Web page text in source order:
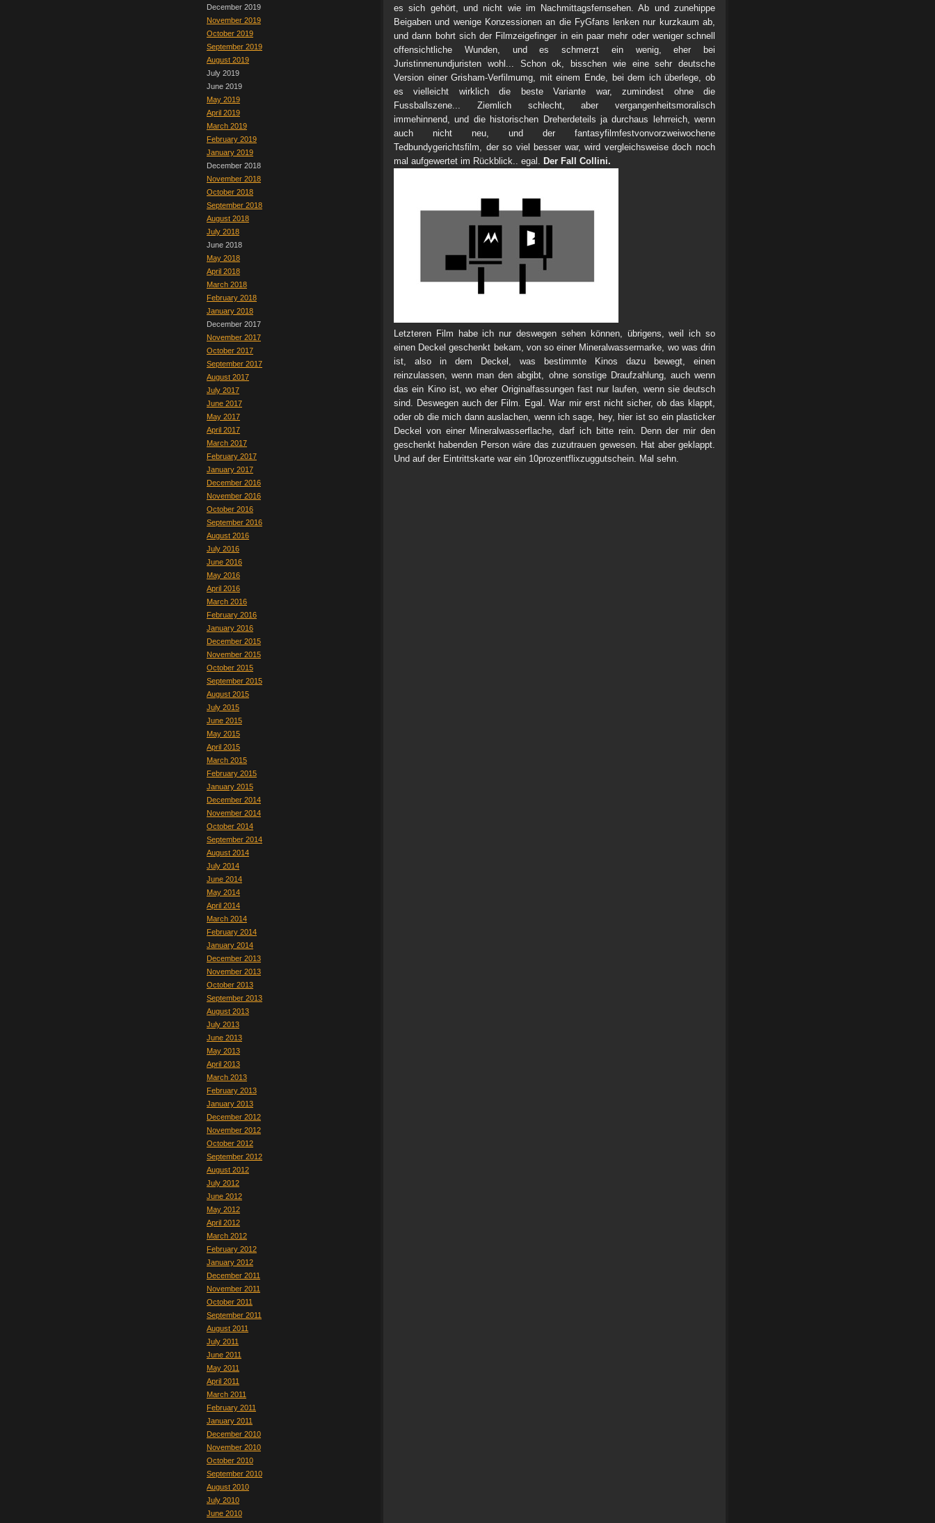
December 2019
November 2019
October 2019
September 2019
August 2019
July 2019
June 2019
May 2019
April 2019
March 2019
February 2019
January 2019
December 2018
November 2018
October 2018
September 2018
August 2018
July 2018
June 2018
May 2018
April 2018
March 2018
February 2018
January 2018
December 2017
November 2017
October 2017
September 2017
August 2017
July 2017
June 2017
May 2017
April 2017
March 2017
February 2017
January 2017
December 2016
November 2016
October 2016
September 2016
August 2016
July 2016
June 2016
May 2016
April 2016
March 2016
February 2016
January 2016
December 2015
November 2015
October 2015
September 2015
August 2015
July 2015
June 2015
May 2015
April 2015
March 2015
February 2015
January 2015
December 2014
November 2014
October 2014
September 2014
August 2014
July 2014
June 2014
May 2014
April 2014
March 2014
February 2014
January 2014
December 2013
November 2013
October 2013
September 2013
August 2013
July 2013
June 2013
May 2013
April 2013
March 2013
February 2013
January 2013
December 2012
November 2012
October 2012
September 2012
August 2012
July 2012
June 2012
May 2012
April 2012
March 2012
February 2012
January 2012
December 2011
November 2011
October 2011
September 2011
August 2011
July 2011
June 2011
May 2011
April 2011
March 2011
February 2011
January 2011
December 2010
November 2010
October 2010
September 2010
August 2010
July 2010
June 2010
es sich gehört, und nicht wie im Nachmittagsfernsehen. Ab und zunehippe
Beigaben und wenige Konzessionen an die FyGfans lenken nur kurzkaum ab,
und dann bohrt sich der Filmzeigefinger in ein paar mehr oder weniger schnell
offensichtliche Wunden, und es schmerzt ein wenig, eher bei
Juristinnenundjuristen wohl... Schon ok, bisschen wie eine sehr deutsche
Version einer Grisham-Verfilmumg, mit einem Ende, bei dem ich überlege, ob
es vielleicht wirklich die beste Variante war, zumindest ohne die
Fussballszene... Ziemlich schlecht, aber vergangenheitsmoralisch
immehinnend, und die historischen Dreherdeteils ja durchaus lehrreich, wenn
auch nicht neu, und der fantasyfilmfestvonvorzweiwochene
Tedbundygerichtsfilm, der so viel besser war, wird vergleichsweise doch noch
mal aufgewertet im Rückblick.. egal. Der Fall Collini.
Letzteren Film habe ich nur deswegen sehen können, übrigens, weil ich so
einen Deckel geschenkt bekam, von so einer Mineralwassermarke, wo was drin
ist, also in dem Deckel, was bestimmte Kinos dazu bewegt, einen
reinzulassen, wenn man den abgibt, ohne sonstige Draufzahlung, auch wenn
das ein Kino ist, wo eher Originalfassungen fast nur laufen, wenn sie deutsch
sind. Deswegen auch der Film. Egal. War mir erst nicht sicher, ob das klappt,
oder ob die mich dann auslachen, wenn ich sage, hey, hier ist so ein plasticker
Deckel von einer Mineralwasserflache, darf ich bitte rein. Denn der mir den
geschenkt habenden Person wäre das zuzutrauen gewesen. Hat aber geklappt.
Und auf der Eintrittskarte war ein 10prozentflixzuggutschein. Mal sehn.